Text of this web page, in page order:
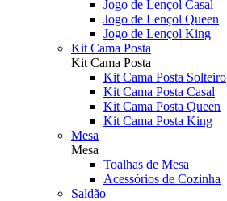
Jogo de Lençol Casal
Jogo de Lençol Queen
Jogo de Lençol King
Kit Cama Posta
Kit Cama Posta
Kit Cama Posta Solteiro
Kit Cama Posta Casal
Kit Cama Posta Queen
Kit Cama Posta King
Mesa
Mesa
Toalhas de Mesa
Acessórios de Cozinha
Saldão